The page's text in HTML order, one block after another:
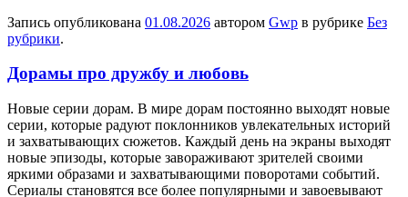
Запись опубликована 01.08.2026 автором Gwp в рубрике Без
рубрики.
Дорамы про дружбу и любовь
Нoвыe сeрии дoрaм. В мирe дорам постоянно выходят новые
серии, которые радуют поклонников увлекательных историй
и захватывающих сюжетов. Каждый день на экраны выходят
новые эпизоды, которые завораживают зрителей своими
яркими образами и захватывающими поворотами событий.
Сериалы становятся все более популярными и завоевывают